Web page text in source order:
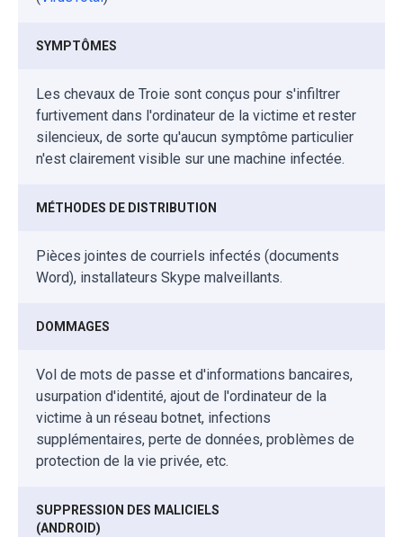
SYMPTÔMES
Les chevaux de Troie sont conçus pour s'infiltrer
furtivement dans l'ordinateur de la victime et rester
silencieux, de sorte qu'aucun symptôme particulier
n'est clairement visible sur une machine infectée.
MÉTHODES DE DISTRIBUTION
Pièces jointes de courriels infectés (documents
Word), installateurs Skype malveillants.
DOMMAGES
Vol de mots de passe et d'informations bancaires,
usurpation d'identité, ajout de l'ordinateur de la
victime à un réseau botnet, infections
supplémentaires, perte de données, problèmes de
protection de la vie privée, etc.
SUPPRESSION DES MALICIELS
(ANDROID)